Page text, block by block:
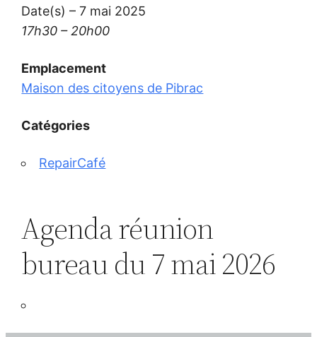
Date(s) – 7 mai 2025
17h30 – 20h00
Emplacement
Maison des citoyens de Pibrac
Catégories
RepairCafé
Agenda réunion
bureau du 7 mai 2026